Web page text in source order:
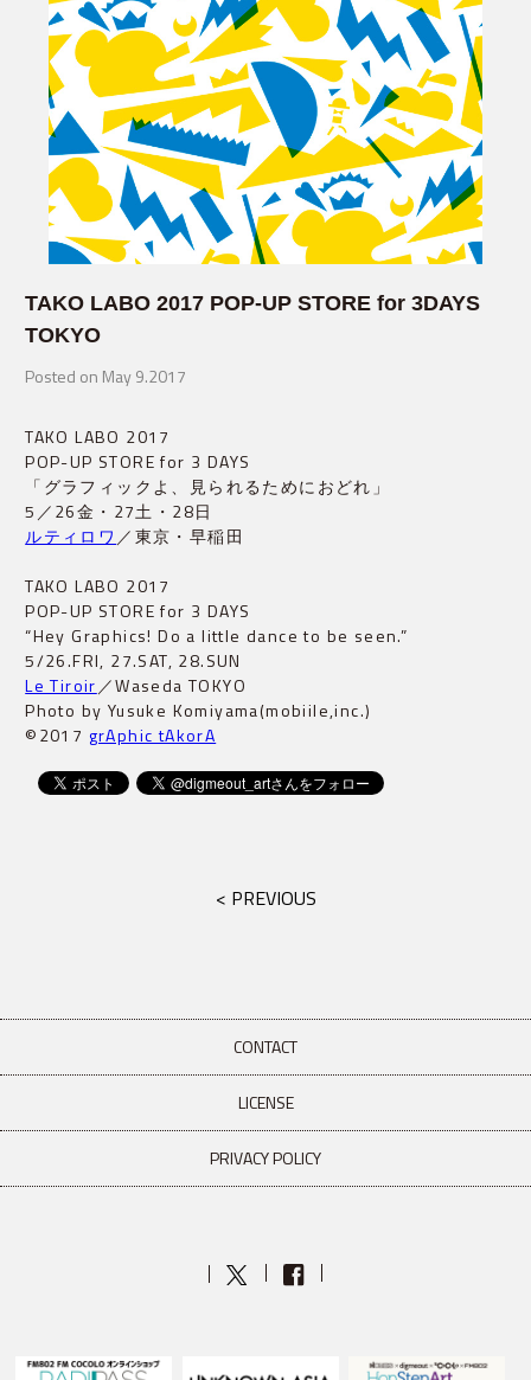
TAKO LABO 2017 POP-UP STORE for 3DAYS
TOKYO
Posted on May 9.2017
TAKO LABO 2017
POP-UP STORE for 3 DAYS
「グラフィックよ、見られるためにおどれ」
5／26金・27土・28日
ルティロワ／東京・早稲田
TAKO LABO 2017
POP-UP STORE for 3 DAYS
“Hey Graphics! Do a little dance to be seen.”
5/26.FRI, 27.SAT, 28.SUN
Le Tiroir／Waseda TOKYO
Photo by Yusuke Komiyama(mobiile,inc.)
©2017 grAphic tAkorA
< PREVIOUS
CONTACT
LICENSE
PRIVACY POLICY